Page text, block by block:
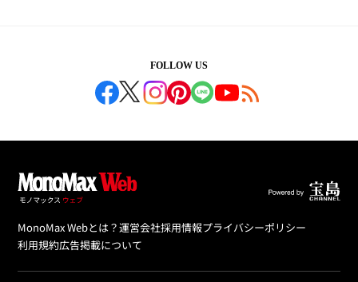
FOLLOW US
MonoMax Webとは？運営会社採用情報プライバシーポリシー
利用規約広告掲載について